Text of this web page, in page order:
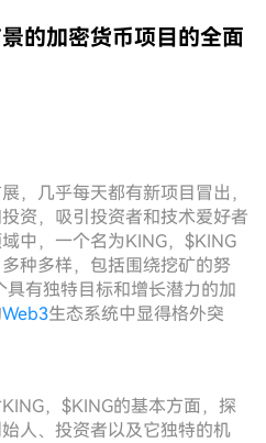
的加密货币项目的全面
，几乎每天都有新项目冒出，
资，吸引投资者和技术爱好者
中，一个名为KING，$KING
种多样，包括围绕挖矿的努
具有独特目标和增长潜力的加
Web3生态系统中显得格外突
，$KING的基本方面，探
人、投资者以及它独特的机